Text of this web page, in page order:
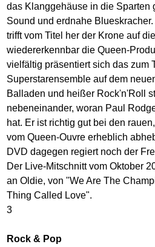
das Klanggehäuse in die Sparten
Sound und erdnahe
trifft vom Titel her der Krone auf
wiedererkennbar die Queen-
vielfältig präsentiert sich das zum
Superstarensemble auf dem
Balladen und heißer Rock'n'Roll
nebeneinander, woran Paul
hat. Er ist richtig gut bei den
vom Queen-Ouvre erheblich
DVD dagegen regiert noch der
Der Live-Mitschnitt vom Oktober
an Oldie, von "We Are The
Thing Called Love".
3
Rock & Pop